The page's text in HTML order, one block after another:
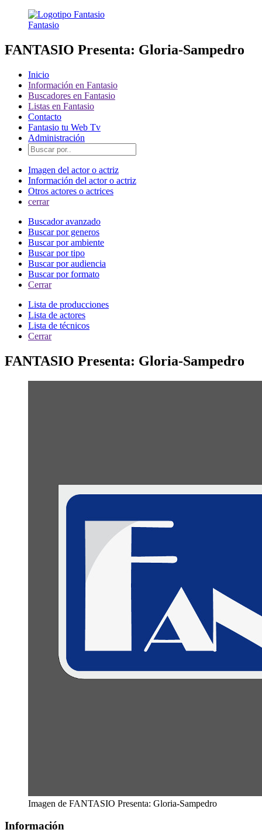
Fantasio
FANTASIO Presenta: Gloria-Sampedro
Inicio
Información en Fantasio
Buscadores en Fantasio
Listas en Fantasio
Contacto
Fantasio tu Web Tv
Administración
Imagen del actor o actriz
Información del actor o actriz
Otros actores o actrices
cerrar
Buscador avanzado
Buscar por generos
Buscar por ambiente
Buscar por tipo
Buscar por audiencia
Buscar por formato
Cerrar
Lista de producciones
Lista de actores
Lista de técnicos
Cerrar
FANTASIO Presenta: Gloria-Sampedro
Imagen de FANTASIO Presenta: Gloria-Sampedro
Información